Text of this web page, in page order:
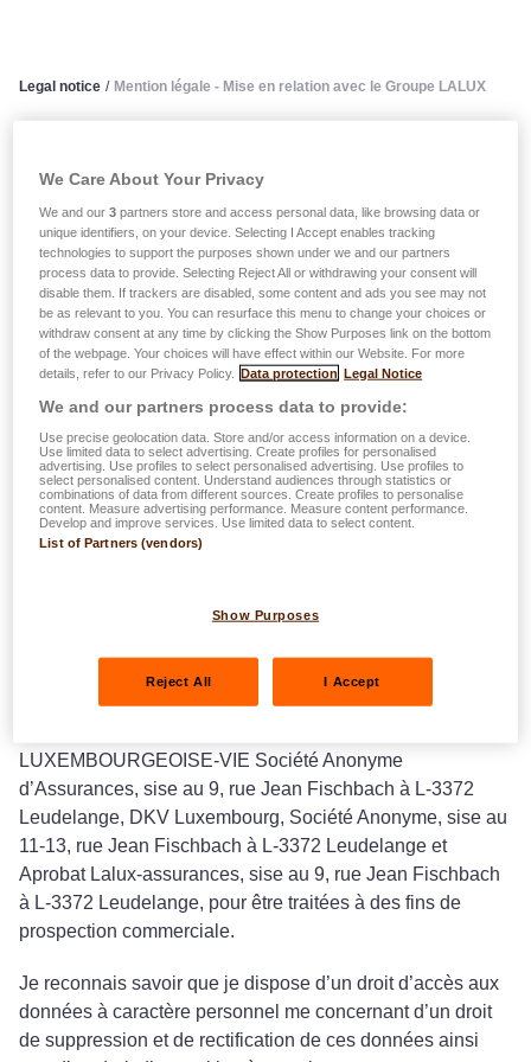
Legal notice / Mention légale - Mise en relation avec le Groupe LALUX
relation avec le Groupe LALUX
Avis Important
Les données à caractère personnel contenues dans le
présent document, ci-après « les Données », sont traitées
L-1930 à Luxembourg-Ville, dénommée ci-après « BCEE
» qui a la qualité de responsable de traitement.
Conformément à la législation luxembourgeoise relative à
BCEE à transmettre les Données à toute société du
LA LUXEMBOURGEOISE », à savoir LA
LUXEMBOURGEOISE, Société Anonyme d’Assurances,
LUXEMBOURGEOISE-VIE Société Anonyme
d’Assurances, sise au 9, rue Jean Fischbach à L-3372
Leudelange, DKV Luxembourg, Société Anonyme, sise au
11-13, rue Jean Fischbach à L-3372 Leudelange et
Aprobat Lalux-assurances, sise au 9, rue Jean Fischbach
à L-3372 Leudelange, pour être traitées à des fins de
prospection commerciale.
Je reconnais savoir que je dispose d’un droit d’accès aux
données à caractère personnel me concernant d’un droit
de suppression et de rectification de ces données ainsi
We Care About Your Privacy
We and our3 partners store and access personal data, like browsing data or
unique identifiers, on your device. Selecting I Accept enables tracking
technologies to support the purposes shown under we and our partners
process data to provide. Selecting Reject All or withdrawing your consent will
disable them. If trackers are disabled, some content and ads you see may not
be as relevant to you. You can resurface this menu to change your choices or
withdraw consent at any time by clicking the Show Purposes link on the bottom
of the webpage. Your choices will have effect within our Website. For more
details, refer to our Privacy Policy.
Data protection Legal Notice
We and our partners process data to provide:
Use precise geolocation data. Store and/or access information on a device.
Use limited data to select advertising. Create profiles for personalised
advertising. Use profiles to select personalised advertising. Use profiles to
select personalised content. Understand audiences through statistics or
combinations of data from different sources. Create profiles to personalise
content. Measure advertising performance. Measure content performance.
Develop and improve services. Use limited data to select content.
List of Partners (vendors)
Show Purposes
Reject All I Accept